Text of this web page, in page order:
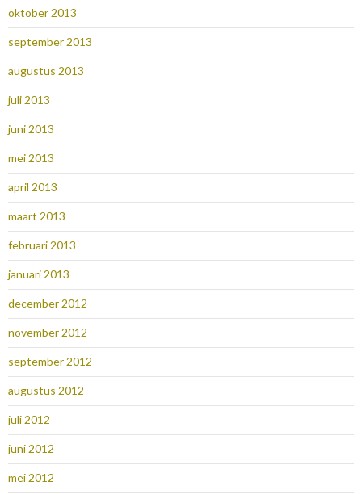
oktober 2013
september 2013
augustus 2013
juli 2013
juni 2013
mei 2013
april 2013
maart 2013
februari 2013
januari 2013
december 2012
november 2012
september 2012
augustus 2012
juli 2012
juni 2012
mei 2012